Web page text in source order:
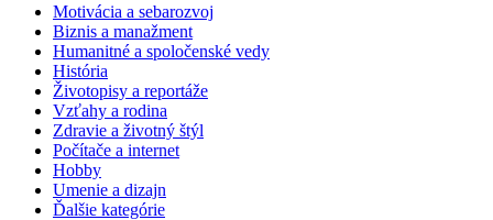
Motivácia a sebarozvoj
Biznis a manažment
Humanitné a spoločenské vedy
História
Životopisy a reportáže
Vzťahy a rodina
Zdravie a životný štýl
Počítače a internet
Hobby
Umenie a dizajn
Ďalšie kategórie